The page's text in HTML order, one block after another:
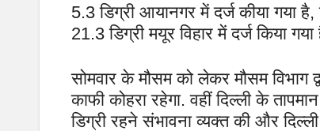
5.3 डिग्री आयानगर में दर्ज कीया गया
21.3 डिग्री मयूर विहार में दर्ज किया गया
सोमवार के मौसम को लेकर मौसम विभाग
काफी कोहरा रहेगा. वहीं दिल्ली के
डिग्री रहने संभावना व्यक्त की और